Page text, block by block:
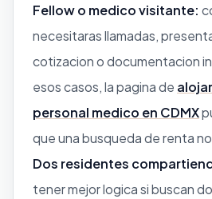
Fellow o medico visitante:
necesitaras llamadas,
cotizacion o documentacion
esos casos, la pagina de
personal medico en CDMX
que una busqueda de renta
Dos residentes
tener mejor logica si buscan